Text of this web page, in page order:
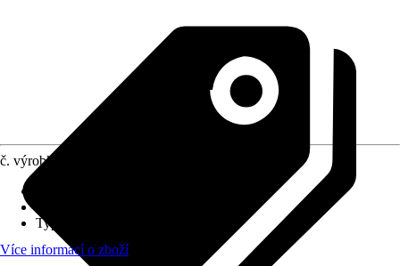
č. výrobku
Typ topného tělesa
Více informací o zboží